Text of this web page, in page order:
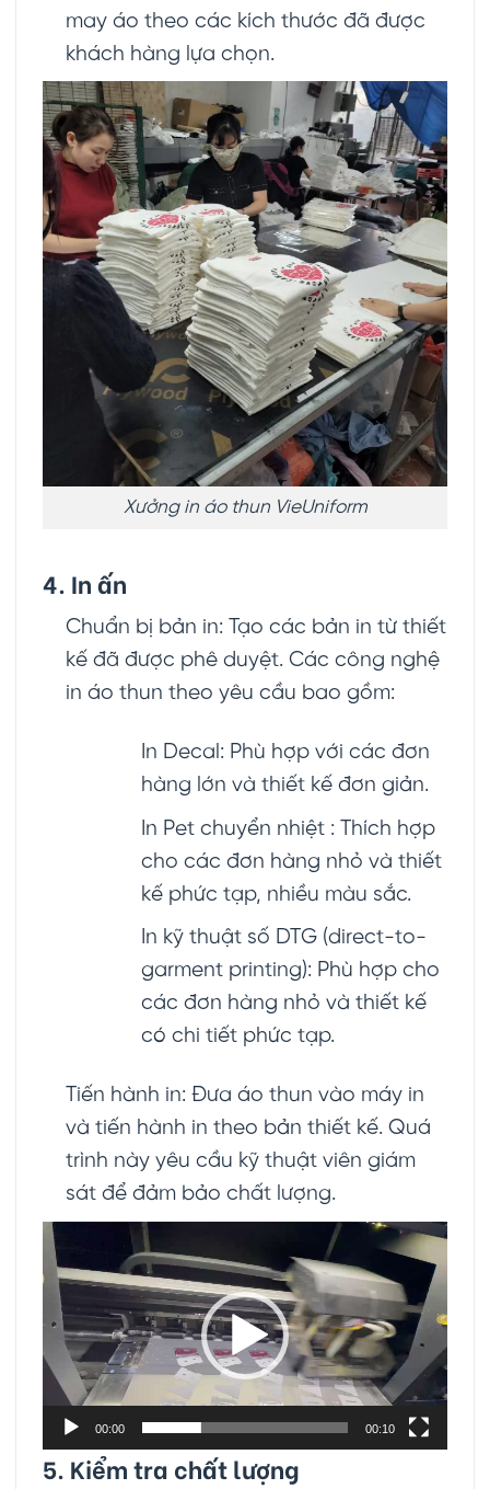
may áo theo các kích thước đã được
khách hàng lựa chọn.
Xưởng in áo thun VieUniform
4. In ấn
Chuẩn bị bản in: Tạo các bản in từ thiết
kế đã được phê duyệt. Các công nghệ
in áo thun theo yêu cầu bao gồm:
In Decal: Phù hợp với các đơn
hàng lớn và thiết kế đơn giản.
In Pet chuyển nhiệt : Thích hợp
cho các đơn hàng nhỏ và thiết
kế phức tạp, nhiều màu sắc.
In kỹ thuật số DTG (direct-to-
garment printing): Phù hợp cho
các đơn hàng nhỏ và thiết kế
có chi tiết phức tạp.
Tiến hành in: Đưa áo thun vào máy in
và tiến hành in theo bản thiết kế. Quá
trình này yêu cầu kỹ thuật viên giám
sát để đảm bảo chất lượng.
Trình
chơi
Video
00:00 00:10
5. Kiểm tra chất lượng